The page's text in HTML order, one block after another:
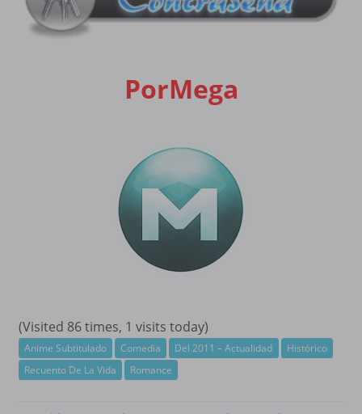
PorMega
(Visited 86 times, 1 visits today)
Anime Subtitulado Comedia Del 2011 – Actualidad
Histórico
Recuento De La Vida
Romance